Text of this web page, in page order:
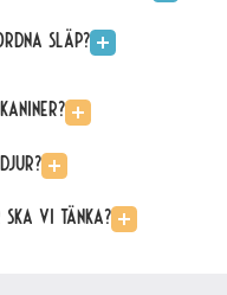
släp?
vi tänka?